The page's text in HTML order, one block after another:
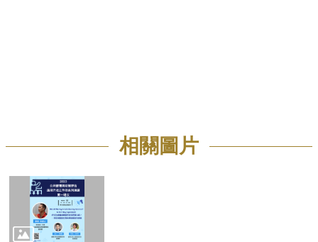
新
相關圖片